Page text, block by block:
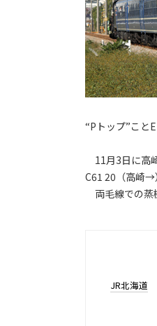
“Pトップ”こと
11月3日に高
C61 20（高崎→
両毛線での蒸
JR北海道